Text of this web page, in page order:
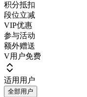
积分抵扣
段位立减
VIP优惠
参与活动
额外赠送
V用户免费
适用用户
全部用户